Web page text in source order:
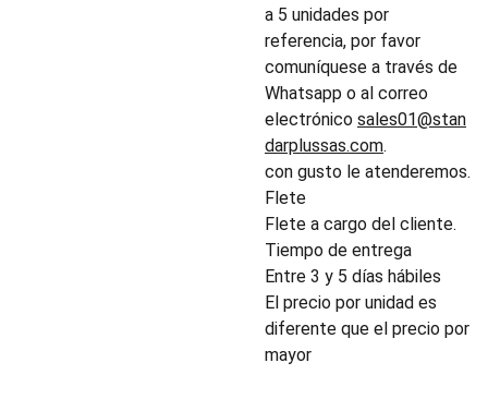
a 5 unidades por
referencia, por favor
comuníquese a través de
Whatsapp o al correo
electrónico sales01@stan
darplussas.com.
con gusto le atenderemos.
Flete
Flete a cargo del cliente.
Tiempo de entrega
Entre 3 y 5 días hábiles
El precio por unidad es
diferente que el precio por
mayor